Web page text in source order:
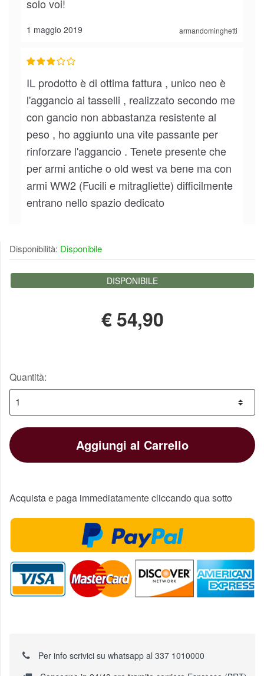
1 maggio 2019 armandominghetti
solo voi!
IL prodotto è di ottima fattura , unico neo è
l'aggancio ai tasselli , realizzato secondo me
con gancio non abbastanza resistente al
peso , ho aggiunto una vite passante per
rinforzare l'aggancio . Tenete presente che
per armi antiche o old west va bene ma con
armi WW2 (Fucili e mitragliette) difficilmente
entrano nello spazio dedicato
Disponibilità: Disponibile
DISPONIBILE
€54,90
Quantità:
Aggiungi al Carrello
Acquista e paga immediatamente cliccando qua sotto
Per info scrivici su whatsapp al 337 1010000